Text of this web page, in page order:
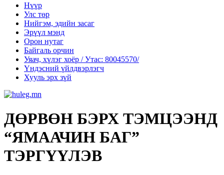
Нүүр
Улс төр
Нийгэм, эдийн засаг
Эрүүл мэнд
Орон нутаг
Байгаль орчин
Уяач, хүлэг хоёр / Утас: 80045570/
Үндэсний үйлдвэрлэгч
Хууль эрх зүй
ДӨРВӨН БЭРХ ТЭМЦЭЭНД
“ЯМААЧИН БАГ”
ТЭРГҮҮЛЭВ